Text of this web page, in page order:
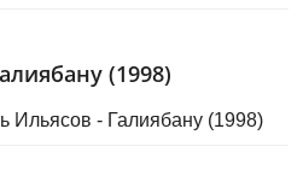
(1998)
Ильясов - Галиябану (1998)